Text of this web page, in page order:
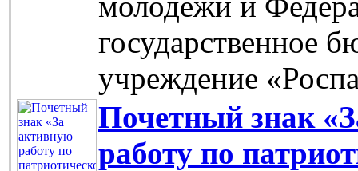
государственное
учреждение
Почетный знак
работу по